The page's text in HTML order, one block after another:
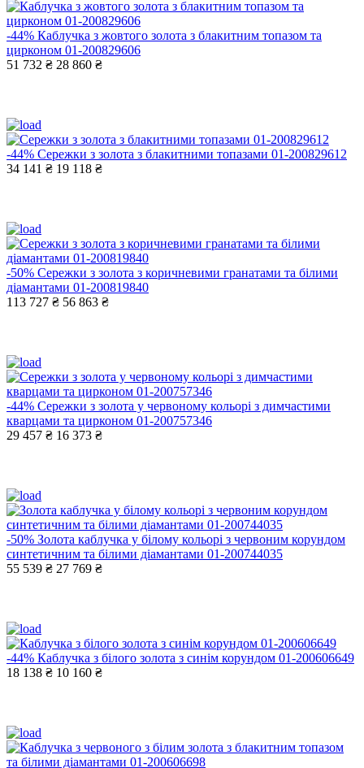
-44% Каблучка з жовтого золота з блакитним топазом та
цирконом 01-200829606
51 732 ₴ 28 860 ₴
-44% Сережки з золота з блакитними топазами 01-200829612
34 141 ₴ 19 118 ₴
-50% Сережки з золота з коричневими гранатами та білими
діамантами 01-200819840
113 727 ₴ 56 863 ₴
-44% Сережки з золота у червоному кольорі з димчастими
кварцами та цирконом 01-200757346
29 457 ₴ 16 373 ₴
-50% Золота каблучка у білому кольорі з червоним корундом
синтетичним та білими діамантами 01-200744035
55 539 ₴ 27 769 ₴
-44% Каблучка з білого золота з синім корундом 01-200606649
18 138 ₴ 10 160 ₴